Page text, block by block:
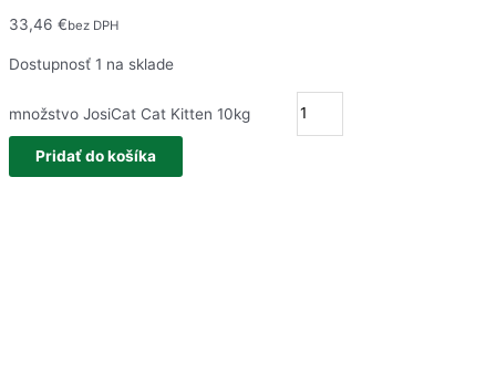
33,46 €bez DPH
Dostupnosť 1 na sklade
množstvo JosiCat Cat Kitten 10kg
Pridať do košíka